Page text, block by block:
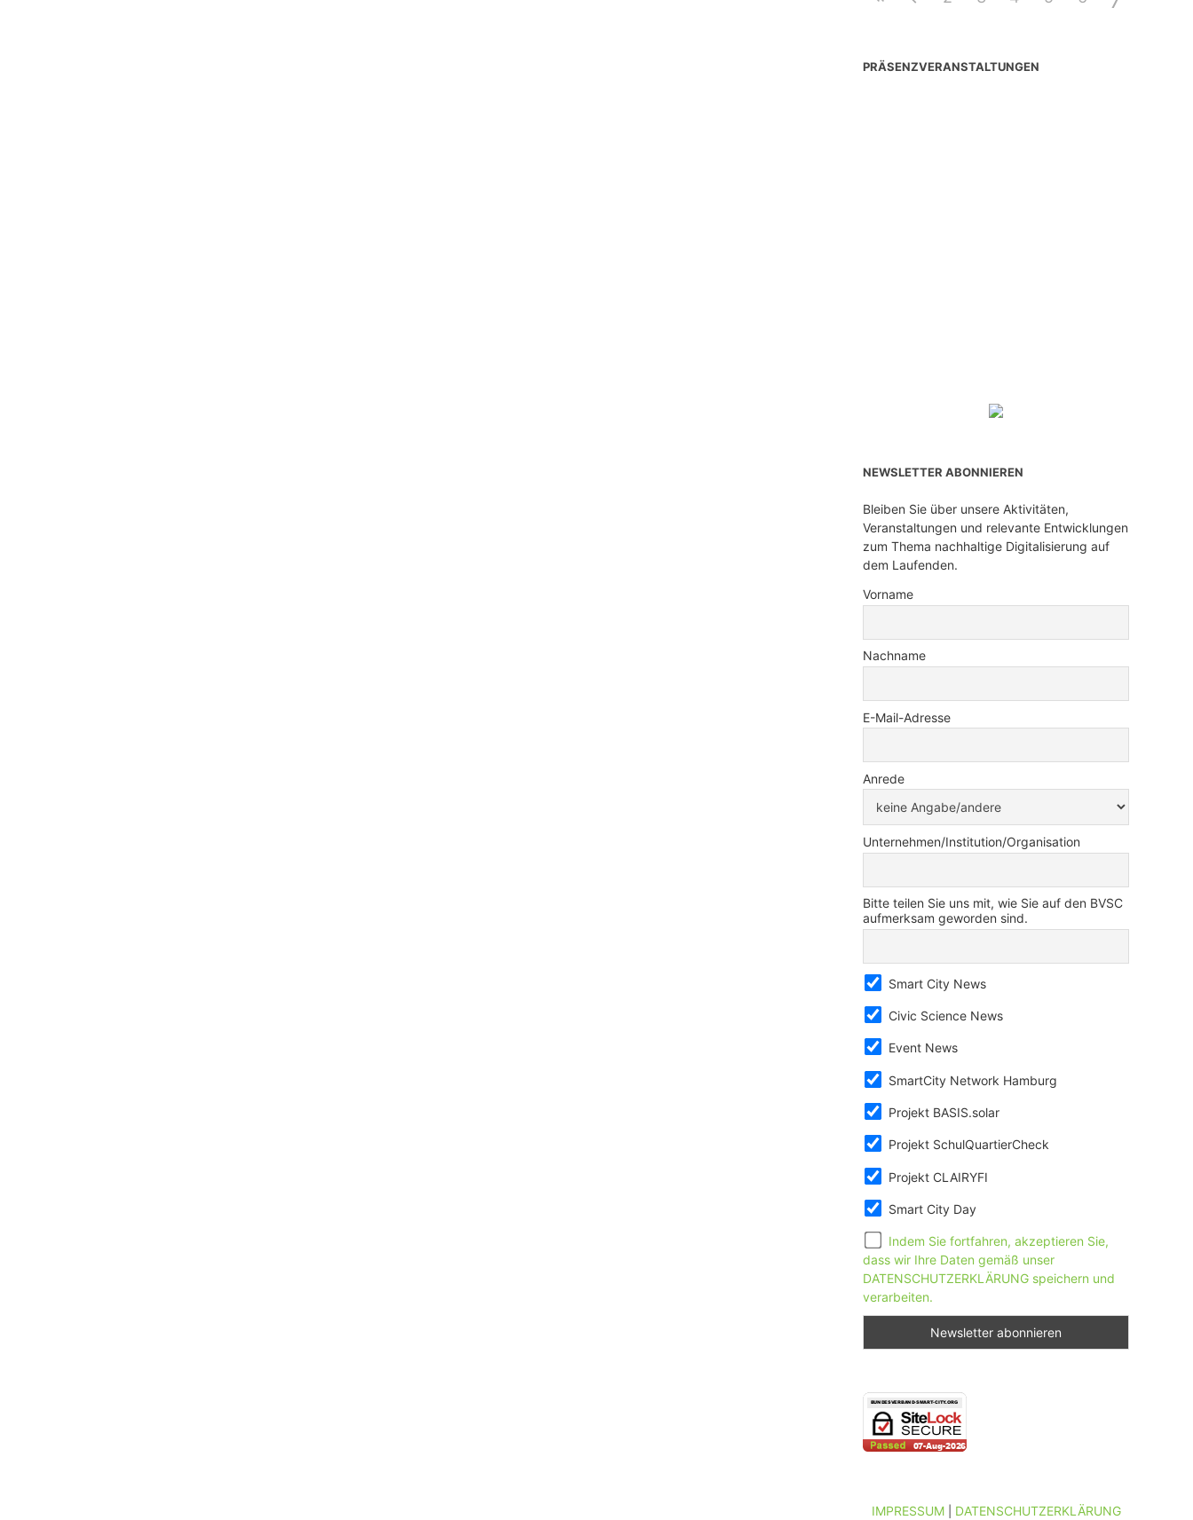
PRÄSENZVERANSTALTUNGEN
NEWSLETTER ABONNIEREN
Bleiben Sie über unsere Aktivitäten,
Veranstaltungen und relevante Entwicklungen
zum Thema nachhaltige Digitalisierung auf
dem Laufenden.
Vorname
Nachname
E-Mail-Adresse
Anrede
Unternehmen/Institution/Organisation
Bitte teilen Sie uns mit, wie Sie auf den BVSC
aufmerksam geworden sind.
Smart City News
Civic Science News
Event News
SmartCity Network Hamburg
Projekt BASIS.solar
Projekt SchulQuartierCheck
Projekt CLAIRYFI
Smart City Day
Indem Sie fortfahren, akzeptieren Sie,
dass wir Ihre Daten gemäß unser
DATENSCHUTZERKLÄRUNG speichern und
verarbeiten.
IMPRESSUM| DATENSCHUTZERKLÄRUNG